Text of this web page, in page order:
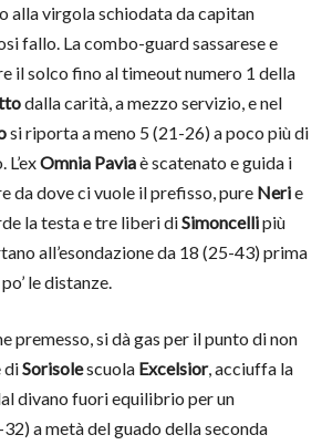
alla virgola schiodata da capitan
fallo. La combo-guard sassarese e
il solco fino al timeout numero 1 della
dalla carità, a mezzo servizio, e nel
si riporta a meno 5 (21-26) a poco più di
Omnia Paviaè scatenato e guida i
da dove ci vuole il prefisso, pure Nerie
la testa e tre liberi diSimoncellipiù
all’esondazione da 18 (25-43) prima
le distanze.
premesso, si dà gas per il punto di non
diSorisolescuola Excelsior, acciuffa la
divano fuori equilibrio per un
a metà del guado della seconda